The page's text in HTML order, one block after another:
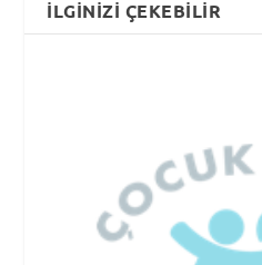
İLGINIZI ÇEKEBILIR